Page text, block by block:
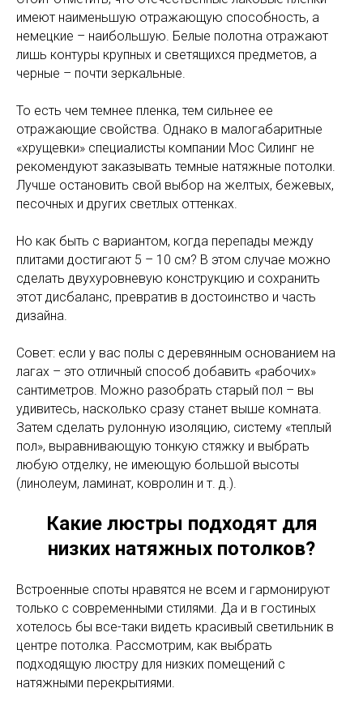
имеют наименьшую отражающую способность, а
немецкие – наибольшую. Белые полотна отражают
лишь контуры крупных и светящихся предметов, а
черные – почти зеркальные.
То есть чем темнее пленка, тем сильнее ее
отражающие свойства. Однако в малогабаритные
«хрущевки» специалисты компании Мос Силинг не
рекомендуют заказывать темные натяжные потолки.
Лучше остановить свой выбор на желтых, бежевых,
песочных и других светлых оттенках.
Но как быть с вариантом, когда перепады между
плитами достигают 5 – 10 см? В этом случае можно
сделать двухуровневую конструкцию и сохранить
этот дисбаланс, превратив в достоинство и часть
дизайна.
Совет: если у вас полы с деревянным основанием на
лагах – это отличный способ добавить «рабочих»
сантиметров. Можно разобрать старый пол – вы
удивитесь, насколько сразу станет выше комната.
Затем сделать рулонную изоляцию, систему «теплый
пол», выравнивающую тонкую стяжку и выбрать
любую отделку, не имеющую большой высоты
(линолеум, ламинат, ковролин и т. д.).
Какие люстры подходят для
низких натяжных потолков?
Встроенные споты нравятся не всем и гармонируют
только с современными стилями. Да и в гостиных
хотелось бы все-таки видеть красивый светильник в
центре потолка. Рассмотрим, как выбрать
подходящую люстру для низких помещений с
натяжными перекрытиями.